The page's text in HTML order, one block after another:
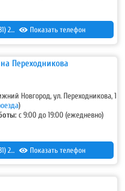
+7 (831) 293-54-00 ,+7-920-298-42-33
Показать телефон
Переходникова
Новгород, ул. Переходникова, 1
)
с 9:00 до 19:00 (ежедневно)
+7 (831) 280-69-88 Показать телефон